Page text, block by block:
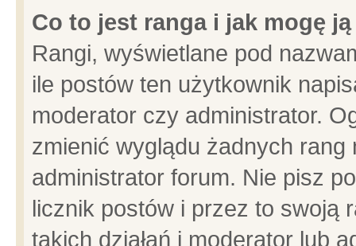
Co to jest ranga i jak mogę
Rangi, wyświetlane pod
ile postów ten użytkownik
moderator czy administrator.
zmienić wyglądu żadnych
administrator forum. Nie pisz
licznik postów i przez to swoją
takich działań i moderator lub